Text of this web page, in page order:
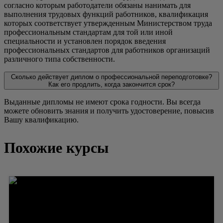
согласно которым работодатели обязаны нанимать для
выполнения трудовых функций работников, квалификация
которых соответствует утвержденным Министерством труда
профессиональным стандартам для той или иной
специальности и установлен порядок введения
профессиональных стандартов для работников организаций
различного типа собственности.
Сколько действует диплом о профессиональной переподготовке?
Как его продлить, когда закончится срок?
Выданные дипломы не имеют срока годности. Вы всегда
можете обновить знания и получить удостоверение, повысив
Вашу квалификацию.
Похожие курсы